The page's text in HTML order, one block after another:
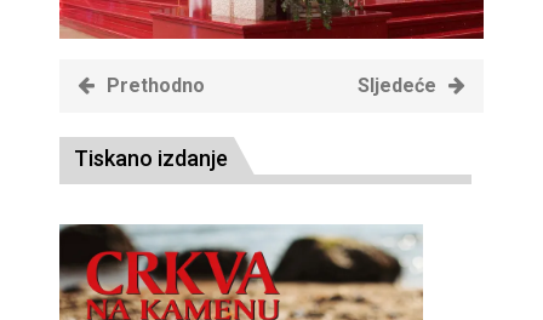
Prethodno Sljedeće
Tiskano izdanje